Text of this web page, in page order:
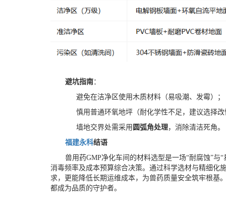
避坑指南：
避免在洁净区使用木质材料（易吸潮、发霉）；
慎用普通环氧地坪（耐化学性不足，建议选择
墙地交界处需采用 圆弧角处理，消除清洁死角。
福建永科结语
兽用药GMP净化车间的材料选型是一场“耐腐蚀”与
消毒频率及成本预算综合决策。通过科学选材与精细化
求，更能降低长期运维成本，为兽药质量安全筑牢根基
都成为品质的守护者。